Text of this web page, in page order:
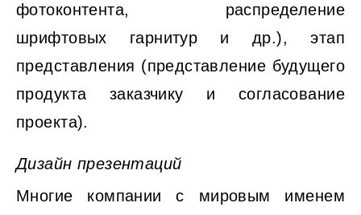
фотоконтента, распределение
шрифтовых гарнитур и др.), этап
представления (представление будущего
продукта заказчику и согласование
проекта).
Дизайн презентаций
Многие компании с мировым именем